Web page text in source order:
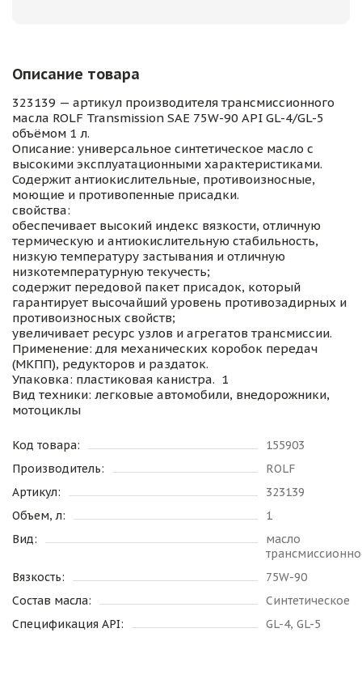
Описание товара
323139 — артикул производителя трансмиссионного
масла ROLF Transmission SAE 75W-90 API GL-4/GL-5
объёмом 1 л.
Описание: универсальное синтетическое масло с
высокими эксплуатационными характеристиками.
Содержит антиокислительные, противоизносные,
моющие и противопенные присадки.
свойства:
обеспечивает высокий индекс вязкости, отличную
термическую и антиокислительную стабильность,
низкую температуру застывания и отличную
низкотемпературную текучесть;
содержит передовой пакет присадок, который
гарантирует высочайший уровень противозадирных и
противоизносных свойств;
увеличивает ресурс узлов и агрегатов трансмиссии.
Применение: для механических коробок передач
(МКПП), редукторов и раздаток.
Упаковка: пластиковая канистра. 1
Вид техники: легковые автомобили, внедорожники,
мотоциклы
Код товара:
155903
Производитель:
ROLF
Артикул:
323139
Объем, л:
1
Вид:
масло
Вязкость:
75W-90
Состав масла:
Синтетическое
Спецификация API:
GL-4, GL-5